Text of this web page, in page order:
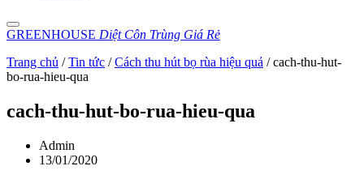
GREENHOUSE Diệt Côn Trùng Giá Rẻ
Trang chủ /Tin tức /Cách thu hút bọ rùa hiệu quả /cach-thu-hut-
bo-rua-hieu-qua
cach-thu-hut-bo-rua-hieu-qua
Admin
13/01/2020